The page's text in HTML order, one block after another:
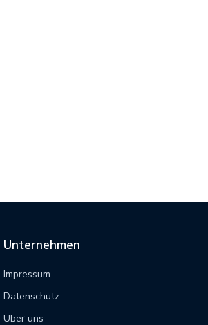
Unternehmen
Impressum
Datenschutz
Über uns